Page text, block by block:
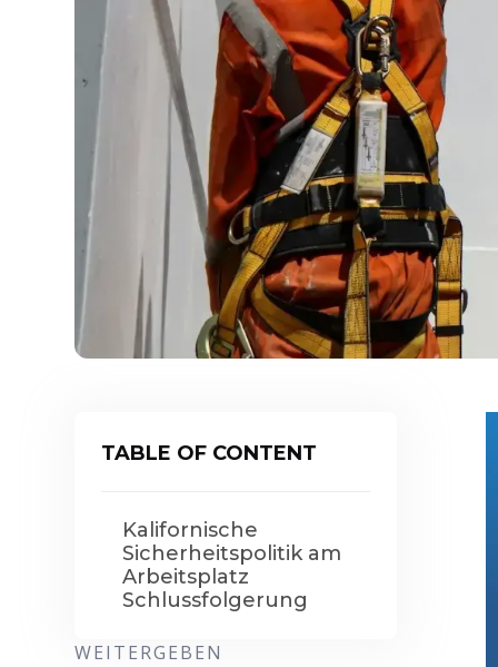
TABLE OF CONTENT
Kalifornische
Sicherheitspolitik am
Arbeitsplatz
Schlussfolgerung
WEITERGEBEN